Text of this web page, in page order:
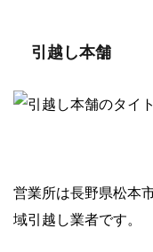
引越し本舗
営業所は長野県松本
域引越し業者です。